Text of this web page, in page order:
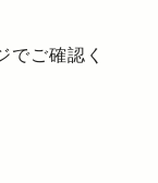
でご確認く